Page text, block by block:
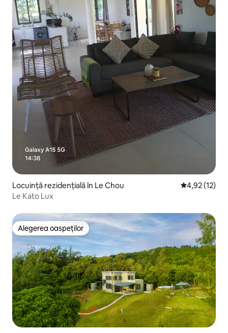
Locuință rezidențială în Le Chou Scor mediu
4,92 (12)
Le Kato Lux
Alegerea oaspeților
Alegerea oaspeților